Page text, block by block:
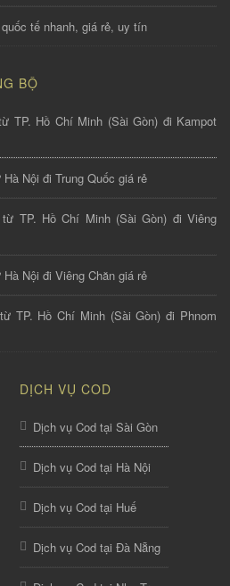
tế nhanh, giá rẻ, uy tín
BỘ
TP. Hồ Chí Minh (Sài Gòn) đi Kampot
Nội đi Trung Quốc giá rẻ
TP. Hồ Chí Minh (Sài Gòn) đi Viêng
Nội đi Viêng Chăn giá rẻ
TP. Hồ Chí Minh (Sài Gòn) đi Phnom
DỊCH VỤ COD
Dịch vụ Cod tại Sài Gòn
Dịch vụ Cod tại Hà Nội
Dịch vụ Cod tại Huế
Dịch vụ Cod tại Đà Nẵng